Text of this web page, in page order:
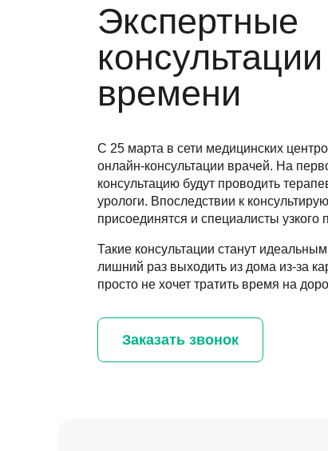
Экспертные
времени
С 25 марта в сети медицинских
онлайн-консультации врачей. На
консультацию будут проводить
урологи. Впоследствии к
присоединятся и специалисты узкого
Такие консультации станут
лишний раз выходить из дома из-за
просто не хочет тратить время на
Заказать звонок